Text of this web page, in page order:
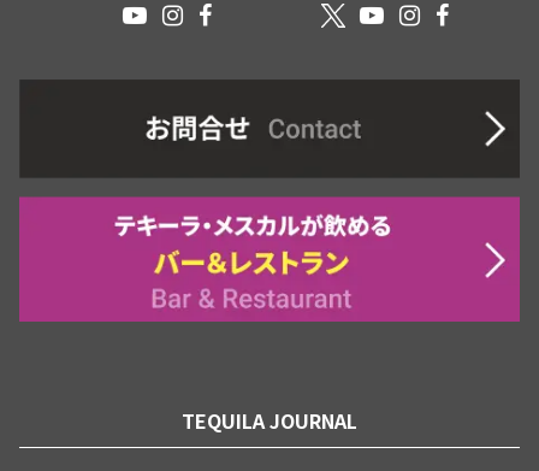
TEQUILA JOURNAL